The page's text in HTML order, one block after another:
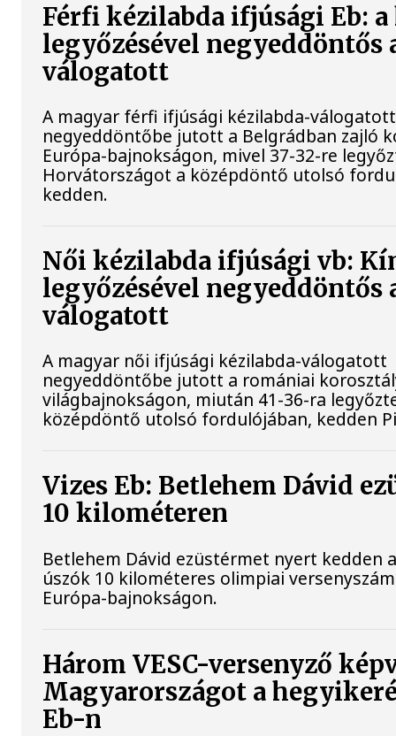
Férfi kézilabda ifjúsági Eb:
legyőzésével negyeddöntős
válogatott
A magyar férfi ifjúsági kézilabda-válogatott
negyeddöntőbe jutott a Belgrádban zajló
Európa-bajnokságon, mivel 37-32-re
Horvátországot a középdöntő utolsó
kedden.
Női kézilabda ifjúsági vb:
legyőzésével negyeddöntős
válogatott
A magyar női ifjúsági kézilabda-válogatott
negyeddöntőbe jutott a romániai
világbajnokságon, miután 41-36-ra
középdöntő utolsó fordulójában, kedden
Vizes Eb: Betlehem Dávid
10 kilométeren
Betlehem Dávid ezüstérmet nyert kedden
úszók 10 kilométeres olimpiai
Európa-bajnokságon.
Három VESC-versenyző
Magyarországot a
Eb-n